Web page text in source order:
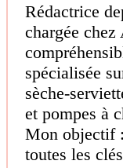
Rédactrice
chargée
spécialisée
sèche-
et pompes à
Mon objectif
toutes les